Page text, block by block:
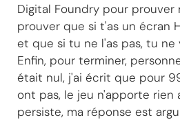
Digital Foundry pour
prouver que si t'as un écran
et que si tu ne l'as pas, tu ne
Enfin, pour terminer,
était nul, j'ai écrit que pour
ont pas, le jeu n'apporte rien
persiste, ma réponse est